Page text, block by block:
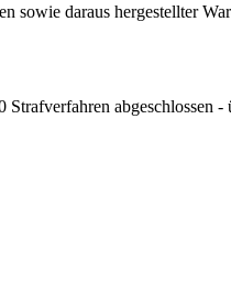
sowie daraus hergestellter
abgeschlossen